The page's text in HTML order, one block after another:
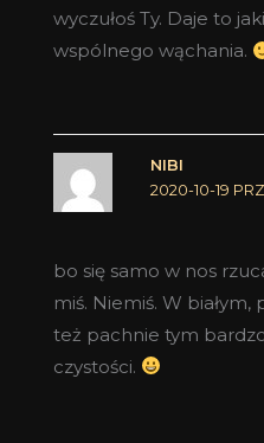
wyczułoś Ty. Daje to
wspólnego wąchania.
NIBI
2020-10-19
bo się samo w nos
miś. Niemiś. W
też pachnie tym
czystości.